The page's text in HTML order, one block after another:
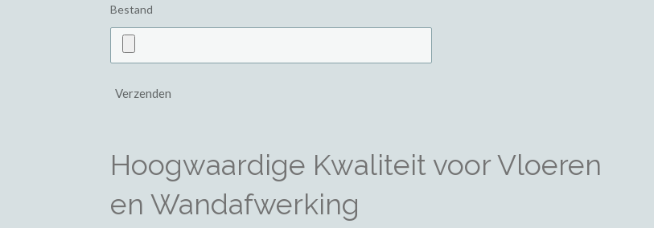
Bestand
Verzenden
Hoogwaardige Kwaliteit voor Vloeren
en Wandafwerking